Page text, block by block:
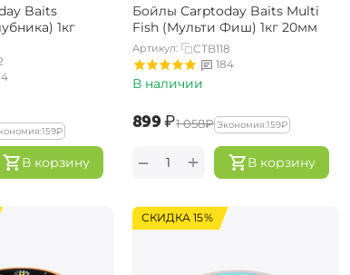
Baits
1кг
‍159‍₽
В корзину
Бойлы Carptoday Baits Multi
Fish (Мульти Фиш) 1кг 20мм
Артикул:
CTB118
184
В наличии
‍899‍₽‍1 058‍₽ Экономия:‍159‍₽
В корзину
+
−
СКИДКА 15%